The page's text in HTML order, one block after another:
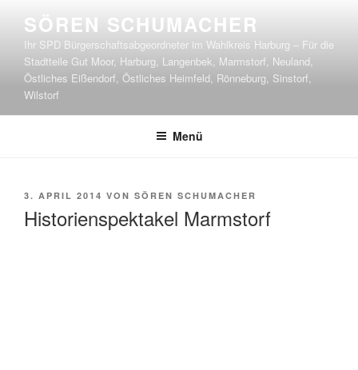
Inhalt
springen
SÖREN SCHUMACHER
Ihr SPD Bürgerschaftsabgeordneter im Wahlkreis Harburg – Für die
Stadtteile Gut Moor, Harburg, Langenbek, Marmstorf, Neuland,
Östliches Eißendorf, Östliches Heimfeld, Rönneburg, Sinstorf,
Wilstorf
Menü
VERÖFFENTLICHT
3. APRIL 2014 VON SÖREN SCHUMACHER
Historienspektakel Marmstorf